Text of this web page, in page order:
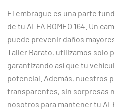
El embrague es una parte
de tu ALFA ROMEO 164. Un
puede prevenir daños
Taller Barato, utilizamos solo
garantizando así que tu
potencial. Además, nuestros
transparentes, sin sorpresas
nosotros para mantener tu